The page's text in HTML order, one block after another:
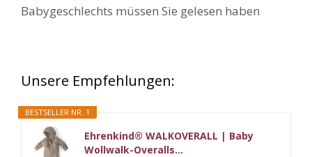
Babygeschlechts müssen Sie gelesen haben
Unsere Empfehlungen:
BESTSELLER NR. 1
Ehrenkind® WALKOVERALL | Baby
Wollwalk-Overalls...